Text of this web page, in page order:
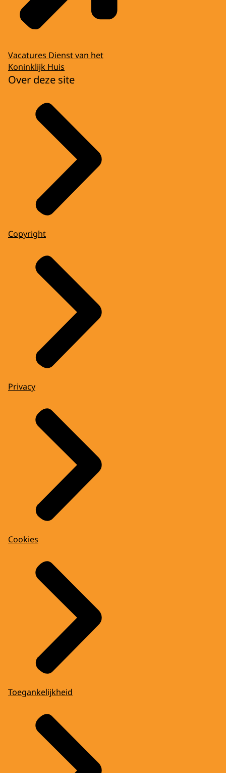
Vacatures Dienst van het
Koninklijk Huis
Over deze site
Copyright
Privacy
Cookies
Toegankelijkheid